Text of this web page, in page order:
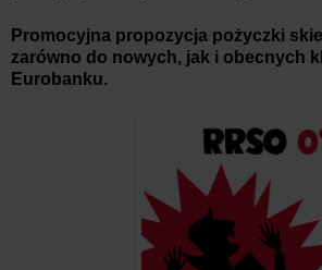
Promocyjna propozycja pożyczki
zarówno do nowych, jak i obecnych
Eurobanku.